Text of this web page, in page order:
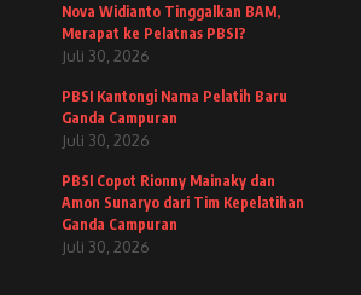
Nova Widianto Tinggalkan BAM,
Merapat ke Pelatnas PBSI?
Juli 30, 2026
PBSI Kantongi Nama Pelatih Baru
Ganda Campuran
Juli 30, 2026
PBSI Copot Rionny Mainaky dan
Amon Sunaryo dari Tim Kepelatihan
Ganda Campuran
Juli 30, 2026